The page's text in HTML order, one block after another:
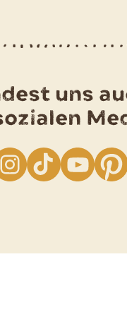
uns
Instagram
TikTok